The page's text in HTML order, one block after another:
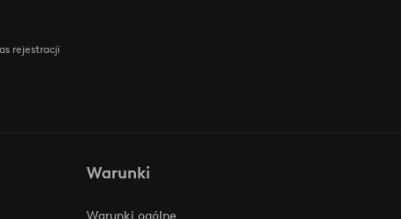
rejestracji
Warunki
Warunki ogólne